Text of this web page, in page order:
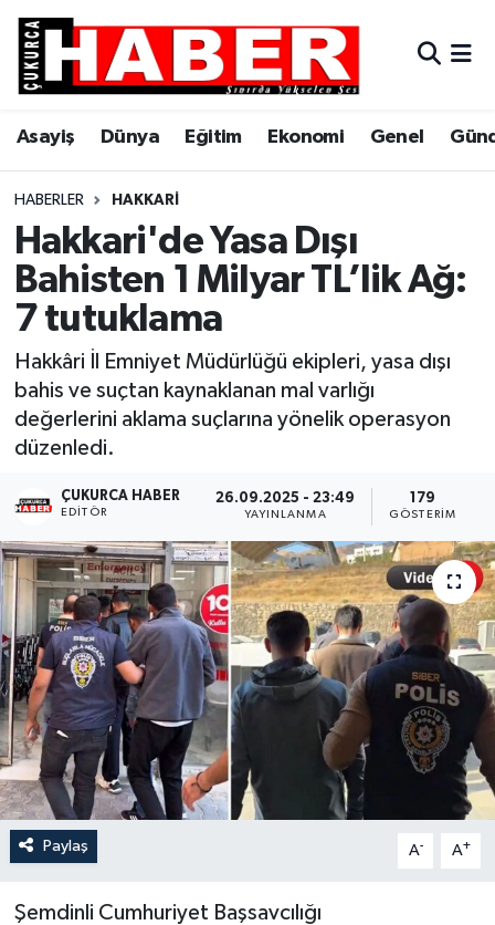
Asayiş Dünya Eğitim Ekonomi Genel
HABERLER HAKKARI
Hakkari'de Yasa Dışı
Bahisten 1 Milyar TL’lik Ağ:
7 tutuklama
Hakkâri İl Emniyet Müdürlüğü ekipleri, yasa dışı
bahis ve suçtan kaynaklanan mal varlığı
değerlerini aklama suçlarına yönelik operasyon
düzenledi.
ÇUKURCA HABER
EDITÖR
26.09.2025 - 23:49
YAYINLANMA
179
GÖSTERIM
Paylaş A- A+
Şemdinli Cumhuriyet Başsavcılığı
Asayiş
Dünya
Eğitim
Ekonomi
Genel
Gündem
Hakkari
Teknoloji
Yaşam
Hava Durumu
Trafik Durumu
Süper Lig Puan Durumu ve Fikstür
Tüm Manşetler
Son Dakika Haberleri
Haber Arşivi